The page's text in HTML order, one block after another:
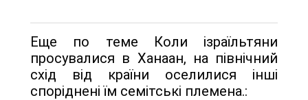
Еще по теме Коли ізраїльтяни
просувалися в Ханаан, на північний
схід від країни оселили­ся інші
споріднені їм семітські племена.: